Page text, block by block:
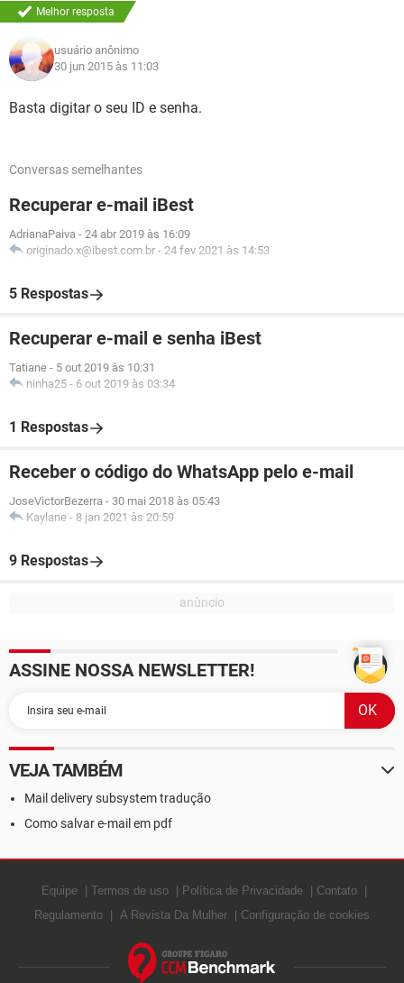
Melhor resposta
usuário anônimo
30 jun 2015 às 11:03
Basta digitar o seu ID e senha.
Conversas semelhantes
Recuperar e-mail iBest
AdrianaPaiva - 24 abr 2019 às 16:09
originado.x@ibest.com.br - 24 fev 2021 às 14:53
5 Respostas
Recuperar e-mail e senha iBest
Tatiane - 5 out 2019 às 10:31
ninha25 - 6 out 2019 às 03:34
1 Respostas
Receber o código do WhatsApp pelo e-mail
JoseVictorBezerra - 30 mai 2018 às 05:43
Kaylane - 8 jan 2021 às 20:59
9 Respostas
ASSINE NOSSA NEWSLETTER!
VEJA TAMBÉM
Mail delivery subsystem tradução
Como salvar e-mail em pdf
Equipe Termos de uso Política de Privacidade
Contato
Regulamento
A Revista Da Mulher Configuração de cookies